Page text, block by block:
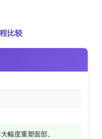
比较
幅度重塑面部。